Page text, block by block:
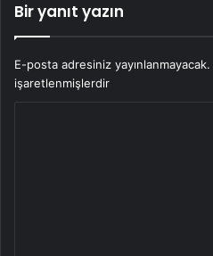
Bir yanıt yazın
E-posta adresiniz yayınlanmayacak.
işaretlenmişlerdir